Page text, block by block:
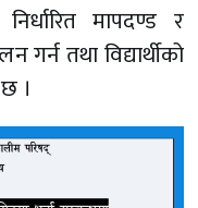
मापदण्ड र
गर्न तथा विद्यार्थीको
।